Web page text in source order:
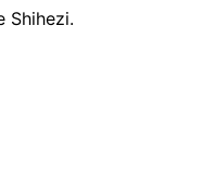
Shihezi.